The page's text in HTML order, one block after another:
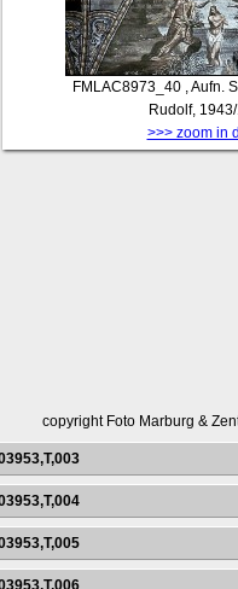
FMLAC8973_40 , Aufn.
Rudolf,
>>> zoom in
copyright Foto Marburg &